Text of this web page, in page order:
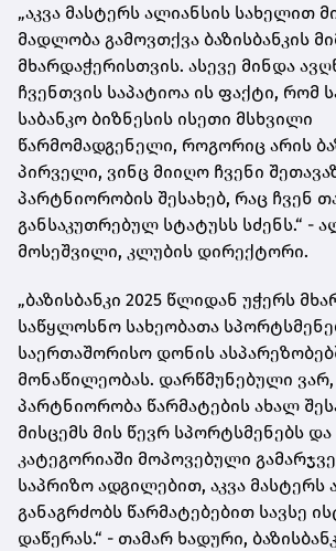
„აკვა მასტერს ალიანსის სახელით
მადლობა გამოვთქვა ბაზისბანკის
მხარდაჭერისთვის. ასევე მინდა
ჩვენთვის საპატიოა ის ფაქტი, რომ
საბანკო ბიზნესის ისეთი მსხვილი
წარმომადგენელი, როგორიც არის
პირველი, ვინც მიიღო ჩვენი
პარტნიორობის შესახებ, რაც ჩვენ
განსაკუთრებულ სტატუსს სძენს.“ -
მოსეშვილი, კლუბის დირექტორი.
„ბაზისბანკი 2025 წლიდან უჭერს
საწყლოსნო სახეობათა
საერთაშორისო დონის
მონაწილეობას. დარწმუნებული
პარტნიორობა წარმატების ახალ
მისცემს მის წევრ სპორტსმენებს
კატეგორიაში მოპოვებული
საპრიზო ადგილებით, აკვა მასტერს
განაგრძობს წარმატებებით სავსე
დაწერას.“ - თამარ ხადური,